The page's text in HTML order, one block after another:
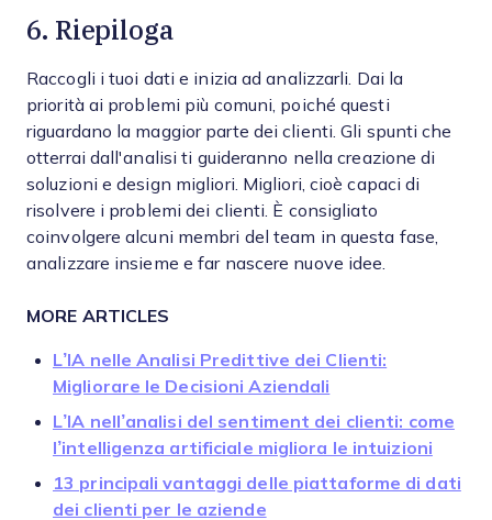
6. Riepiloga
Raccogli i tuoi dati e inizia ad analizzarli. Dai la
priorità ai problemi più comuni, poiché questi
riguardano la maggior parte dei clienti. Gli spunti che
otterrai dall'analisi ti guideranno nella creazione di
soluzioni e design migliori. Migliori, cioè capaci di
risolvere i problemi dei clienti. È consigliato
coinvolgere alcuni membri del team in questa fase,
analizzare insieme e far nascere nuove idee.
MORE ARTICLES
L’IA nelle Analisi Predittive dei Clienti:
Migliorare le Decisioni Aziendali
L’IA nell’analisi del sentiment dei clienti: come
l’intelligenza artificiale migliora le intuizioni
13 principali vantaggi delle piattaforme di dati
dei clienti per le aziende